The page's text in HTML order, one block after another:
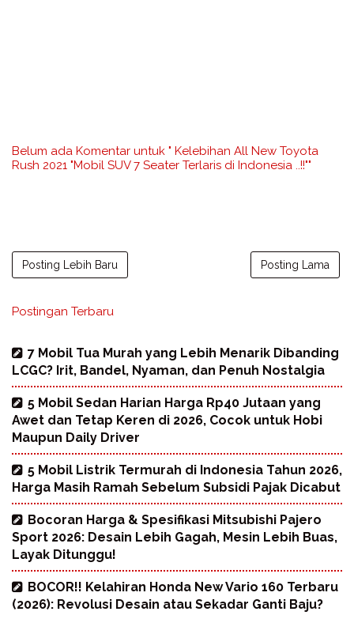
Belum ada Komentar untuk " Kelebihan All New Toyota
Rush 2021 "Mobil SUV 7 Seater Terlaris di Indonesia ..!!""
Posting Lebih Baru Posting Lama
Postingan Terbaru
7 Mobil Tua Murah yang Lebih Menarik Dibanding
LCGC? Irit, Bandel, Nyaman, dan Penuh Nostalgia
5 Mobil Sedan Harian Harga Rp40 Jutaan yang
Awet dan Tetap Keren di 2026, Cocok untuk Hobi
Maupun Daily Driver
5 Mobil Listrik Termurah di Indonesia Tahun 2026,
Harga Masih Ramah Sebelum Subsidi Pajak Dicabut
Bocoran Harga & Spesifikasi Mitsubishi Pajero
Sport 2026: Desain Lebih Gagah, Mesin Lebih Buas,
Layak Ditunggu!
BOCOR!! Kelahiran Honda New Vario 160 Terbaru
(2026): Revolusi Desain atau Sekadar Ganti Baju?